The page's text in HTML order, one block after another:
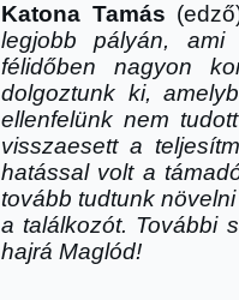
Katona Tamás
legjobb pályán,
félidőben nagyon
dolgoztunk ki, amelyb
ellenfelünk nem
visszaesett a
hatással volt a
tovább tudtunk
a találkozót. További
hajrá Maglód!